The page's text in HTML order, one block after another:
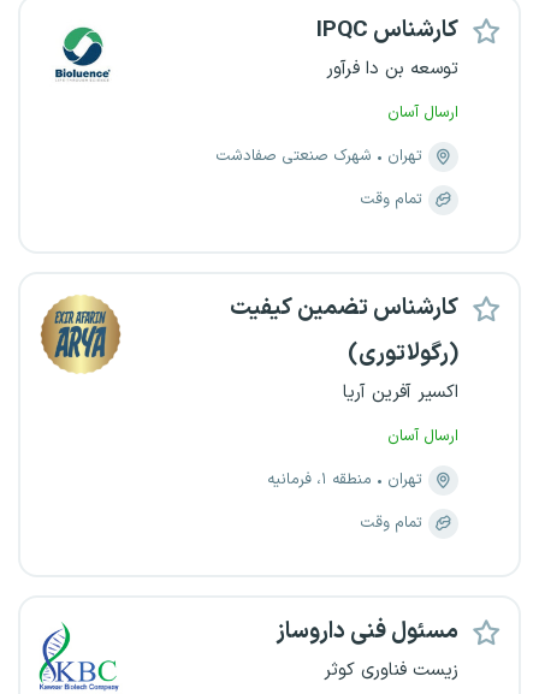
کارشناس IPQC
توسعه بن دا فرآور
ارسال آسان
تهران
شهرک صنعتی صفادشت
تمام وقت
کارشناس تضمین کیفیت
(رگولاتوری)
اکسیر آفرین آریا
ارسال آسان
تهران
منطقه ۱، فرمانیه
تمام وقت
مسئول فنی داروساز
زیست فناوری کوثر